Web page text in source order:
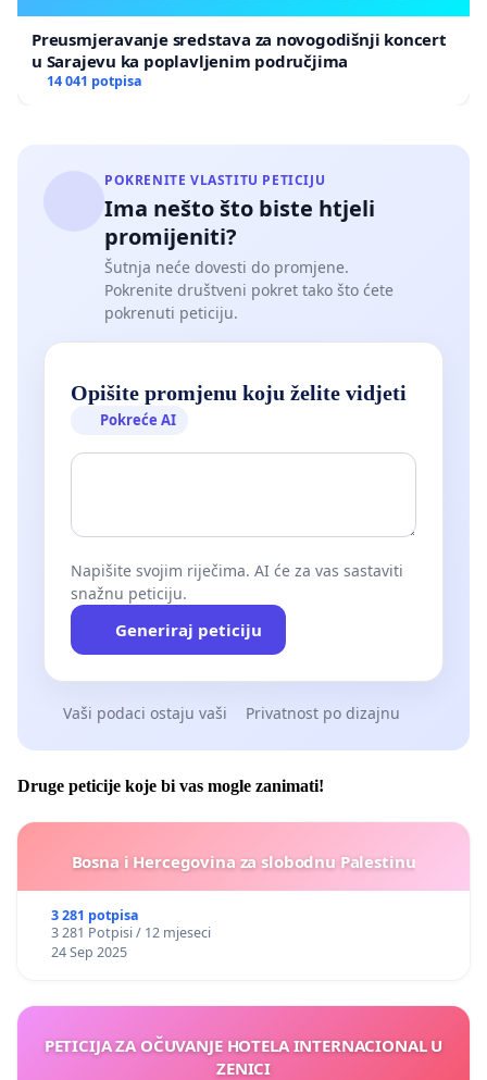
Preusmjeravanje sredstava za novogodišnji koncert
u Sarajevu ka poplavljenim područjima
14 041 potpisa
POKRENITE VLASTITU PETICIJU
Ima nešto što biste htjeli
promijeniti?
Šutnja neće dovesti do promjene.
Pokrenite društveni pokret tako što ćete
pokrenuti peticiju.
Opišite promjenu koju želite vidjeti
Pokreće AI
Napišite svojim riječima. AI će za vas sastaviti
snažnu peticiju.
Generiraj peticiju
Vaši podaci ostaju vaši Privatnost po dizajnu
Druge peticije koje bi vas mogle zanimati!
Bosna i Hercegovina za slobodnu Palestinu
3 281 potpisa
3 281 Potpisi / 12 mjeseci
24 Sep 2025
PETICIJA ZA OČUVANJE HOTELA INTERNACIONAL U
ZENICI